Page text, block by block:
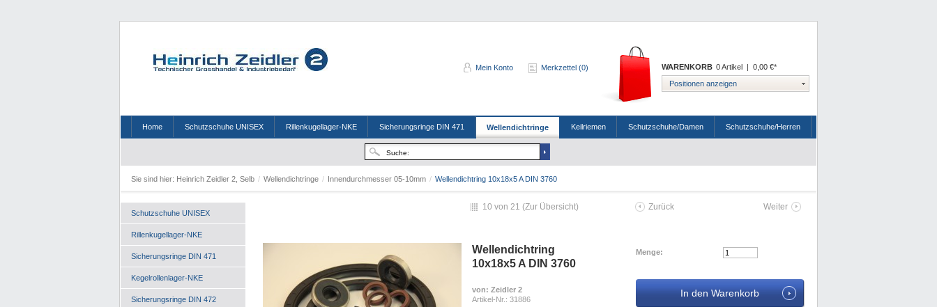
Mein Konto Merkzettel (0) WARENKORB 0 Artikel | 0,00 €*
Positionen anzeigen
Home Schutzschuhe UNISEX Rillenkugellager-NKE Sicherungsringe DIN 471 Wellendichtringe Keilriemen Schutzschuhe/Damen Schutzschuhe/Herren
Sie sind hier: Heinrich Zeidler 2, Selb / Wellendichtringe / Innendurchmesser 05-10mm / Wellendichtring 10x18x5 A DIN 3760
Schutzschuhe UNISEX
Rillenkugellager-NKE
Sicherungsringe DIN 471
Kegelrollenlager-NKE
Sicherungsringe DIN 472
10 von 21 (Zur Übersicht) Zurück Weiter
Wellendichtring
10x18x5 A DIN 3760
von: Zeidler 2
Artikel-Nr.: 31886
Menge: